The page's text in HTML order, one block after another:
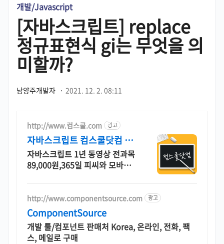
개발/Javascript
[자바스크립트] replace
정규표현식 gi는 무엇을 의
미할까?
남양주개발자 · 2021. 12. 2. 08:11
http://www.컴스쿨.com 광고
자바스크립트 컴스쿨닷컴 당
일 신청&결제시 기프티콘!
자바스크립트 1년 동영상 전과목
89,000원,365일 피씨와 모바일
http://www.componentsource.com 광고
ComponentSource
개발 툴/컴포넌트 판매처 Korea, 온라인, 전화, 팩
스, 메일로 구매